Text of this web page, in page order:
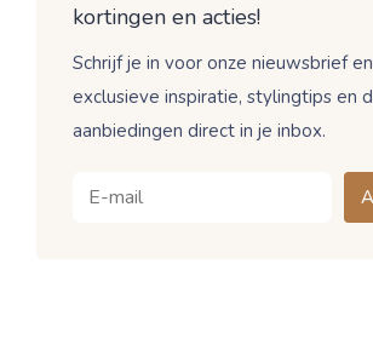
kortingen en acties!
Schrijf je in voor onze nieuwsbrief
exclusieve inspiratie, stylingtips en
aanbiedingen direct in je inbox.